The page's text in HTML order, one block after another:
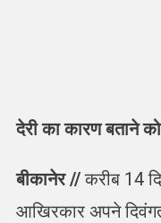
देरी का कारण बताने
बीकानेर //करीब 14
आखिरकार अपने